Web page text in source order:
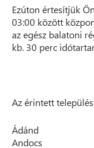
Ezúton értesítjük
03:00 között
az egész balatoni
kb. 30 perc
Az érintett
Ádánd
Andocs